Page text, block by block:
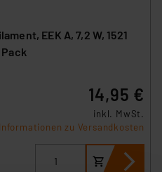
EEK A, 7,2 W, 1521
14,95 €
inkl. MwSt.
Informationen zu Versandkosten